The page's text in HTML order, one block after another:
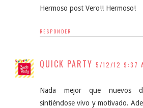
Hermoso post Vero!! Hermoso!
RESPONDER
QUICK PARTY 5/12/12 9:37
Nada mejor que nuevos
sintiéndose vivo y motivado.